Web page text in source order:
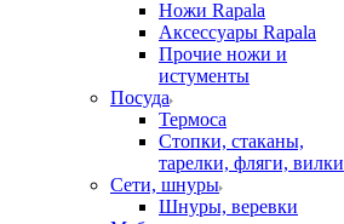
Ножи Rapala
Аксессуары Rapala
Прочие ножи и
истументы
Посуда
Термоса
Стопки, стаканы,
тарелки, фляги, вилки
Сети, шнуры
Шнуры, веревки